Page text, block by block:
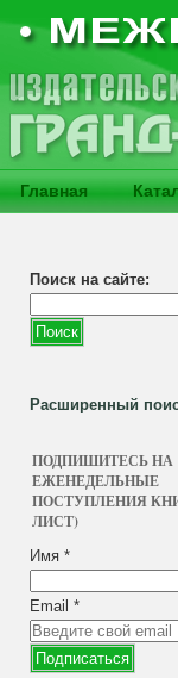
Главная
Поиск на сайте:
Расширенный
ПОДПИШИТЕСЬ НА
ЕЖЕНЕДЕЛЬНЫЕ
ПОСТУПЛЕНИЯ
ЛИСТ)
Имя *
Email *